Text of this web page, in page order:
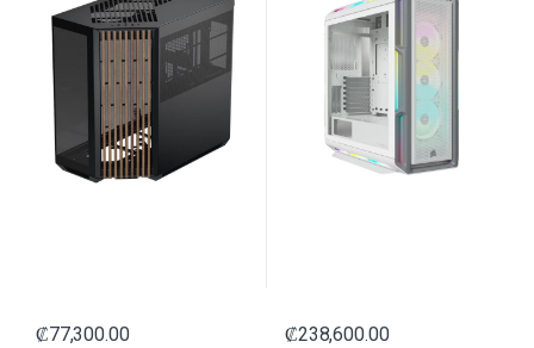
₡77,300.00 ₡238,600.00